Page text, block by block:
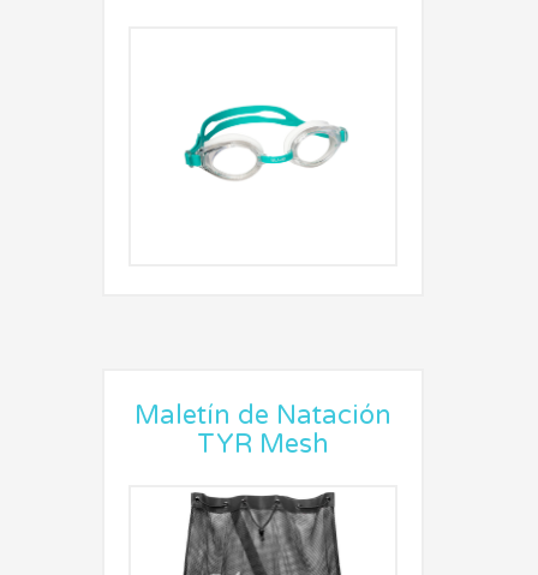
Maletín de Natación
TYR Mesh